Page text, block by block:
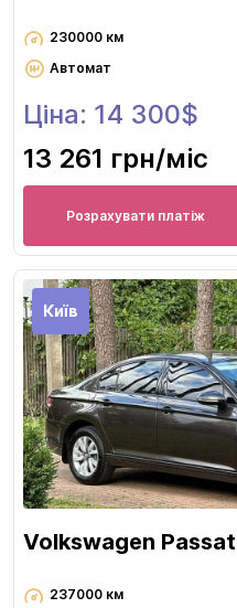
230000 км
Автомат
Ціна: 14 300$
13 261 грн/міс
Розрахувати платіж
Київ
Volkswagen
237000 км